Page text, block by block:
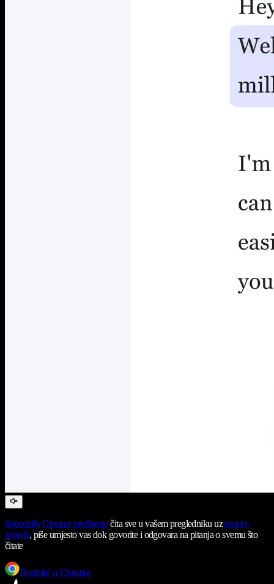
Speechify Chrome proširenječita sve u vašem pregledniku uztext-to-
speech, piše umjesto vas dok govorite i odgovara na pitanja o svemu što
čitate
Dodajte u Chrome